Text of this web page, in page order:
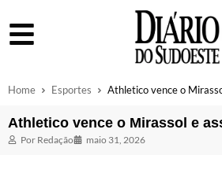
Home Esportes Athletico vence o
Athletico vence o Mirassol e
Por Redação maio 31, 2026